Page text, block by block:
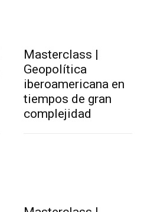
Masterclass |
Geopolítica
iberoamericana en
tiempos de gran
complejidad